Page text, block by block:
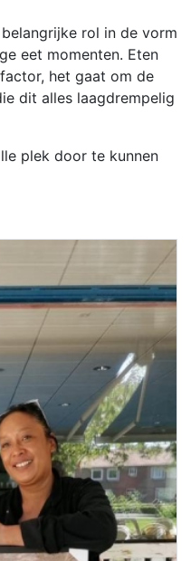
rol in de vorm
eet momenten. Eten
het gaat om de
dit alles laagdrempelig
plek door te kunnen